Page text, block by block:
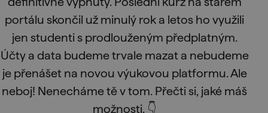
portálu skončil už minulý rok a letos ho využili
jen studenti s prodlouženým předplatným.
Účty a data budeme trvale mazat a nebudeme
je přenášet na novou výukovou platformu. Ale
neboj! Nenecháme tě v tom. Přečti si, jaké máš
možnosti. 👇